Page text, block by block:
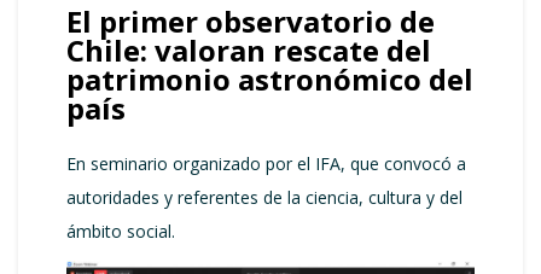
El primer observatorio de
Chile: valoran rescate del
patrimonio astronómico del
país
En seminario organizado por el IFA, que convocó a
autoridades y referentes de la ciencia, cultura y del
ámbito social.